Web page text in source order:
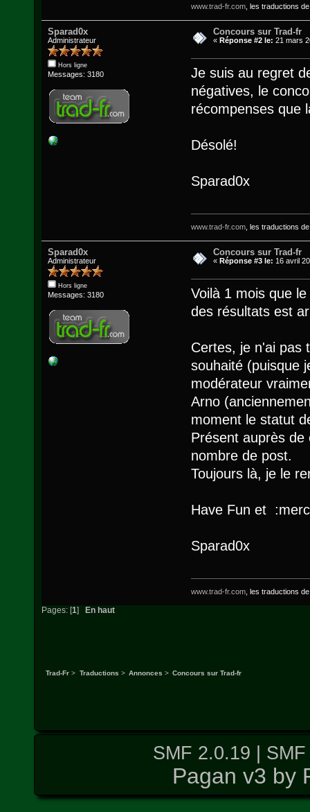
www.trad-fr.com, les traductions
Sparad0x
Administrateur
Hors ligne
Messages: 3180
Concours sur Trad-fr
«Réponse #2 le: 21 mars
Je suis au regret
négatives, le
récompenses que
Désolé!
Sparad0x
www.trad-fr.com, les traductions
Sparad0x
Administrateur
Hors ligne
Messages: 3180
Concours sur Trad-fr
«Réponse #3 le: 16 avril
Voilà 1 mois que
des résultats est
Certes, je n'ai pas
souhaité (puisque
modérateur
Arno
moment le statut
Présent auprès
nombre de post.
Toujours là, je le
Have Fun et
Sparad0x
www.trad-fr.com, les traductions
Pages: [1] En haut
Trad-Fr > Traductions > Annonces > Concours sur Trad-fr
SMF 2.0.19
Pagan v3 by